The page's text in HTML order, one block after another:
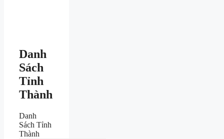
Danh
Sách
Tỉnh
Thành
Danh
Sách Tỉnh
Thành